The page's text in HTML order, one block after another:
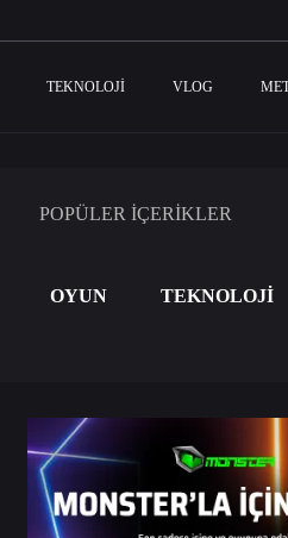
TEKNOLOJI VLOG
POPÜLER İÇERİKLER
OYUN TEKNOLOJİ